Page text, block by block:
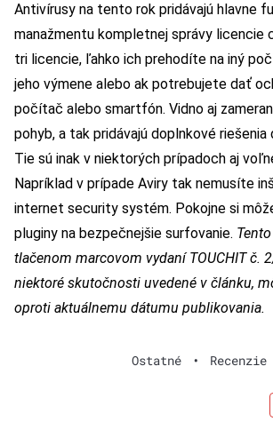
Antivírusy na tento rok pridávajú hlavne
manažmentu kompletnej správy licencie
tri licencie, ľahko ich prehodíte na iný
jeho výmene alebo ak potrebujete dať
počítač alebo smartfón. Vidno aj
pohyb, a tak pridávajú doplnkové riešenia
Tie sú inak v niektorých prípadoch aj
Napríklad v prípade Aviry tak nemusíte
internet security systém. Pokojne si
pluginy na bezpečnejšie surfovanie.
tlačenom marcovom vydaní TOUCHIT č.
niektoré skutočnosti uvedené v článku,
oproti aktuálnemu dátumu publikovania.
Ostatné • Recenzie